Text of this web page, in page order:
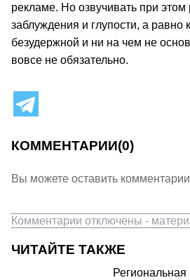
рекламе. Но озвучивать при этом
заблуждения и глупости, а равно
безудержной и ни на чем не
вовсе не обязательно.
КОММЕНТАРИИ(0)
Вы можете оставить
Комментарии отключены -
ЧИТАЙТЕ ТАКЖЕ
Региональная